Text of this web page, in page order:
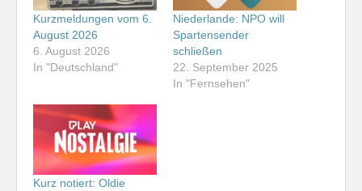
Kurzmeldungen vom 6.
August 2026
6. August 2026
In "Deutschland"
Niederlande: NPO will
Spartensender
schließen
22. September 2025
In "Fernsehen"
Kurz notiert: Oldie